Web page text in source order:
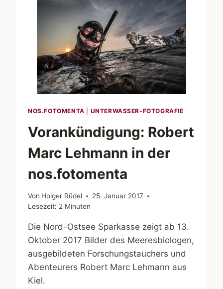
FLENSBURG
13.
OKTOBER
2017
NOS.FOTOMENTA UNTERWASSER-FOTOGRAFIE
Vorankündigung: Robert
Marc Lehmann in der
nos.fotomenta
Von Holger Rüdel
25. Januar 2017
Lesezeit: 2 Minuten
Die Nord-Ostsee Sparkasse zeigt ab 13.
Oktober 2017 Bilder des Meeresbiologen,
ausgebildeten Forschungstauchers und
Abenteurers Robert Marc Lehmann aus
Kiel.